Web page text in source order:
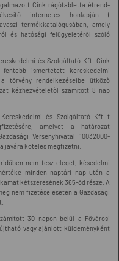
Cink rágótabletta étrend-
internetes honlapján (
termékkatalógusában, amely
és hatósági felügyeletéről szóló
és Szolgáltató Kft. Cink
ismertetett kereskedelmi
törvény rendelkezéseibe ütköző
kézhezvételétől számított 8 nap
és Szolgáltató Kft.-t
amelyet a határozat
Versenyhivatal 10032000-
javára köteles megfizetni.
nem tesz eleget, késedelmi
minden naptári nap után a
kétszeresének 365-öd része. A
nem fizetése esetén a Gazdasági
30 napon belül a Fővárosi
vagy ajánlott küldeményként